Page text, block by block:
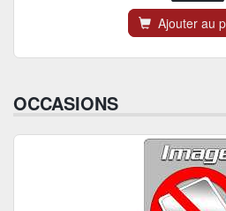
Ajouter au
OCCASIONS